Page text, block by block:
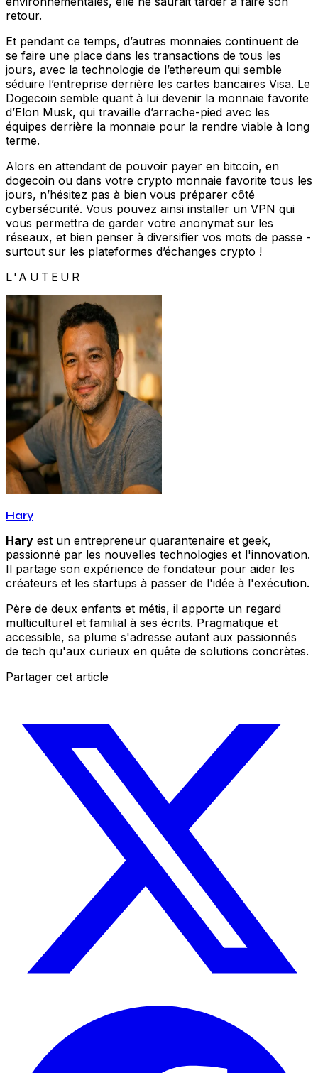
retour.
Et pendant ce temps, d’autres monnaies continuent de
se faire une place dans les transactions de tous les
jours, avec la technologie de l’ethereum qui semble
séduire l’entreprise derrière les cartes bancaires Visa. Le
Dogecoin semble quant à lui devenir la monnaie favorite
d’Elon Musk, qui travaille d’arrache-pied avec les
équipes derrière la monnaie pour la rendre viable à long
terme.
Alors en attendant de pouvoir payer en bitcoin, en
dogecoin ou dans votre crypto monnaie favorite tous les
jours, n’hésitez pas à bien vous préparer côté
cybersécurité. Vous pouvez ainsi installer un VPN qui
vous permettra de garder votre anonymat sur les
réseaux, et bien penser à diversifier vos mots de passe -
surtout sur les plateformes d’échanges crypto !
L'AUTEUR
Hary
Hary est un entrepreneur quarantenaire et geek,
passionné par les nouvelles technologies et l'innovation.
Il partage son expérience de fondateur pour aider les
créateurs et les startups à passer de l'idée à l'exécution.
Père de deux enfants et métis, il apporte un regard
multiculturel et familial à ses écrits. Pragmatique et
accessible, sa plume s'adresse autant aux passionnés
de tech qu'aux curieux en quête de solutions concrètes.
Partager cet article